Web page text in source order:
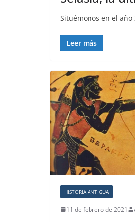
Situémonos en el
Leer más
HISTORIA ANTIGUA
11 de febrero de 2021